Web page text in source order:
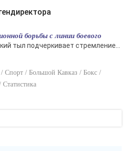
борьбы с линии боевого
тыл подчеркивает стремление...
Спорт / Большой Кавказ / Бокс /